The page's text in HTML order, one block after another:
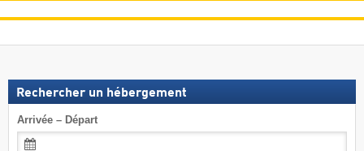
Rechercher un hébergement
Arrivée – Départ